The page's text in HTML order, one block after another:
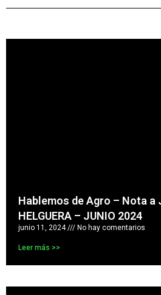
Hablemos de Agro – Nota a
HELGUERA – JUNIO 2024
junio 11, 2024 No hay comentarios
Leer más >>